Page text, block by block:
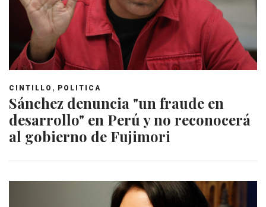
CINTILLO , POLITICA
Sánchez denuncia "un fraude en
desarrollo" en Perú y no reconocerá
al gobierno de Fujimori